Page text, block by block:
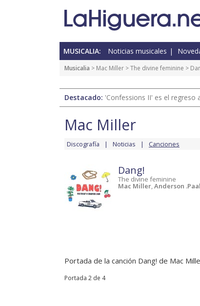
MUSICALIA: Noticias musicales
Musicalia > Mac Miller >The divine feminine >
Destacado: 'Confessions II' es el regreso
Mac Miller
Discografía Noticias Canciones
Dang!
The divine feminine
Mac Miller,Anderson
Portada de la canción Dang! de Mac
Portada 2 de 4